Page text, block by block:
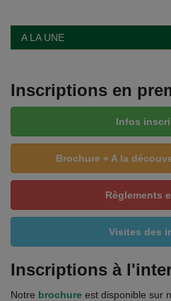
A LA UNE
Inscriptions en
Infos
Brochure « A la
Règlements
Visites des
Inscriptions à
Notre brochure est disponible sur